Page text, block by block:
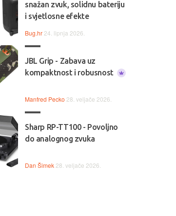
snažan zvuk, solidnu bateriju
i svjetlosne efekte
Bug.hr 24. lipnja 2026.
JBL Grip - Zabava uz
kompaktnost i robusnost
Manfred Pecko 28. veljače 2026.
Sharp RP-TT100 - Povoljno
do analognog zvuka
Dan Šimek 28. veljače 2026.